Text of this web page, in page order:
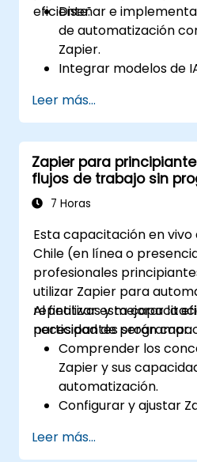
eficiente.
Diseñar e
de automatización
Zapier.
Integrar modelos de
predictivos.
Optimizar las
tareas en múltiples
Supervisar y
flujos de trabajo
lograr una mejora
Leer más...
Zapier para
flujos de trabajo sin
7 Horas
Esta capacitación en
Chile (en línea o
profesionales
utilizar Zapier para
repetitivas y mejorar la
necesidad de programar.
Al finalizar esta
participantes serán
Comprender los
Zapier y sus
automatización.
Configurar y ajustar
Integrar
Leer más...